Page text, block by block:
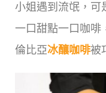
小姐遇到流氓，可
一口甜點一口咖啡
倫比亞冰釀咖啡被